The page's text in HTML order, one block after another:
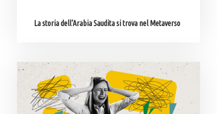
La storia dell’Arabia Saudita si trova nel Metaverso